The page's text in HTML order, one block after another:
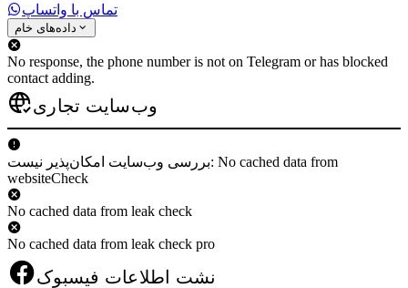
تماس با واتساپ
داده‌های خام
No response, the phone number is not on Telegram or has blocked
contact adding.
وب‌سایت تجاری
بررسی وب‌سایت امکان‌پذیر نیست: No cached data from
websiteCheck
No cached data from leak check
No cached data from leak check pro
نشت اطلاعات فیسبوک